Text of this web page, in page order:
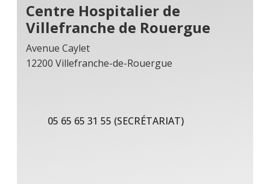
Centre Hospitalier de
Villefranche de Rouergue
Avenue Caylet
12200 Villefranche-de-Rouergue
05 65 65 31 55 (SECRÉTARIAT)